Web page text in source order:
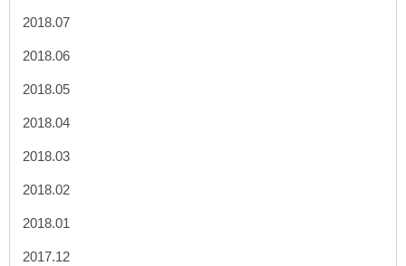
2018.07
2018.06
2018.05
2018.04
2018.03
2018.02
2018.01
2017.12